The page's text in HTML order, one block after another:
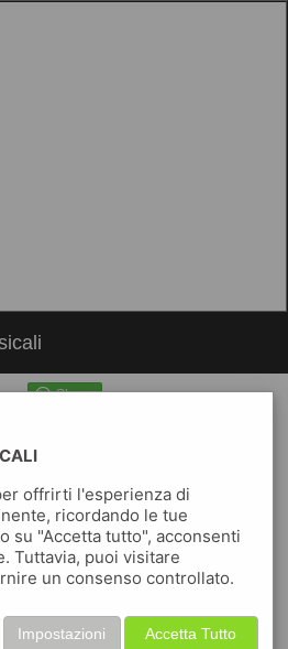
il video di DURARE
offrirti l'esperienza di
ricordando le tue
su "Accetta tutto", acconsenti
Tuttavia, puoi visitare
un consenso controllato.
Accetta Tutto
Impostazioni